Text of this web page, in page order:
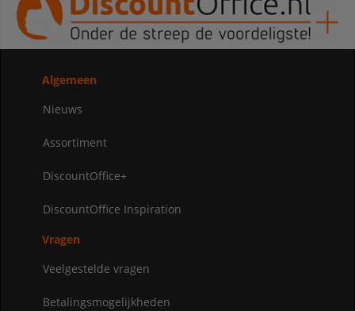
Algemeen
Nieuws
Assortiment
DiscountOffice+
DiscountOffice Inspiration
Vragen
Veelgestelde vragen
Betalingsmogelijkheden